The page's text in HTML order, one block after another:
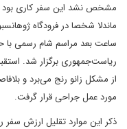
مشخص نشد این سفر کاری بود
ماندلا شخصا در فرودگاه
ساعت بعد مراسم شام رسمی با
ریاست‌جمهوری برگزار شد.
از مشکل زانو رنج می‌برد و
مورد عمل جراحی قرار گرفت.
ذکر این موارد تقلیل ارزش